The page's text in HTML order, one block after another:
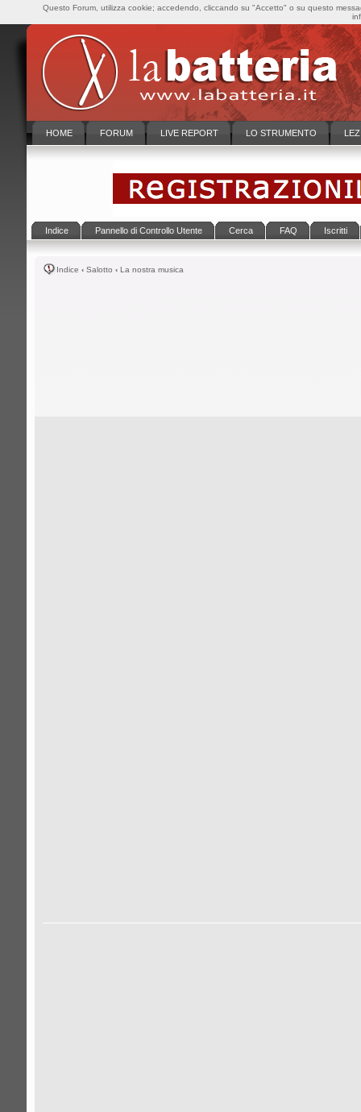
HOME FORUM LIVE REPORT LO STRUMENTO
Indice Pannello di Controllo Utente Cerca FAQ Iscritti
Indice ‹ Salotto ‹ La nostra musica
Questo Forum, utilizza cookie; accedendo, cliccando su "Accetto" o su questo